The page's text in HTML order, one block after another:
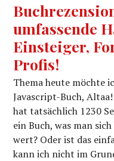
umfassende
Einsteiger,
Profis!
Thema heute möchte
Javascript-Buch,
hat tatsächlich 1230
ein Buch, was man
wert? Oder ist das
kann ich nicht im